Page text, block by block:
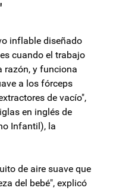
inflable diseñado
cuando el trabajo
razón, y funciona
a los fórceps
de vacío",
en inglés de
Infantil), la
de aire suave que
del bebé", explicó